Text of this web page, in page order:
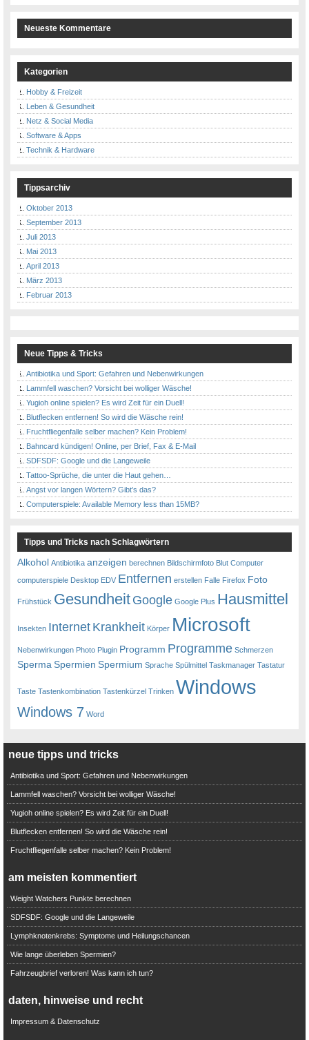
Neueste Kommentare
Kategorien
Hobby & Freizeit
Leben & Gesundheit
Netz & Social Media
Software & Apps
Technik & Hardware
Tippsarchiv
Oktober 2013
September 2013
Juli 2013
Mai 2013
April 2013
März 2013
Februar 2013
Neue Tipps & Tricks
Antibiotika und Sport: Gefahren und Nebenwirkungen
Lammfell waschen? Vorsicht bei wolliger Wäsche!
Yugioh online spielen? Es wird Zeit für ein Duell!
Blutflecken entfernen! So wird die Wäsche rein!
Fruchtfliegenfalle selber machen? Kein Problem!
Bahncard kündigen! Online, per Brief, Fax & E-Mail
SDFSDF: Google und die Langeweile
Tattoo-Sprüche, die unter die Haut gehen…
Angst vor langen Wörtern? Gibt’s das?
Computerspiele: Available Memory less than 15MB?
Tipps und Tricks nach Schlagwörtern
Alkohol Antibiotika anzeigen berechnen Bildschirmfoto Blut Computer
computerspiele Desktop EDV Entfernen erstellen Falle Firefox Foto
Frühstück Gesundheit Google Google Plus Hausmittel
Insekten Internet Krankheit Körper Microsoft
Nebenwirkungen Photo Plugin Programm Programme Schmerzen
Sperma Spermien Spermium Sprache Spülmittel Taskmanager Tastatur
Taste Tastenkombination Tastenkürzel Trinken Windows
Windows 7 Word
neue tipps und tricks
Antibiotika und Sport: Gefahren und Nebenwirkungen
Lammfell waschen? Vorsicht bei wolliger Wäsche!
Yugioh online spielen? Es wird Zeit für ein Duell!
Blutflecken entfernen! So wird die Wäsche rein!
Fruchtfliegenfalle selber machen? Kein Problem!
am meisten kommentiert
Weight Watchers Punkte berechnen
SDFSDF: Google und die Langeweile
Lymphknotenkrebs: Symptome und Heilungschancen
Wie lange überleben Spermien?
Fahrzeugbrief verloren! Was kann ich tun?
daten, hinweise und recht
Impressum & Datenschutz